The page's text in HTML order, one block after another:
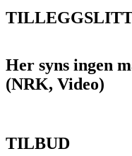
Her syns ingen
(NRK, Video)
TILBUD